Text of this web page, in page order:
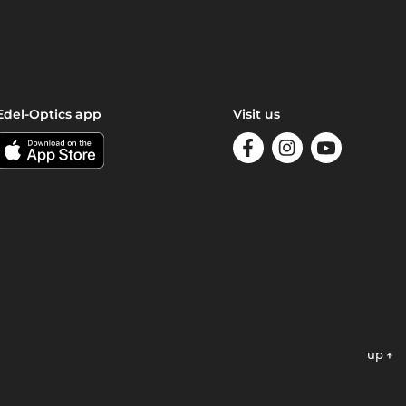
Optics app Visit us
up